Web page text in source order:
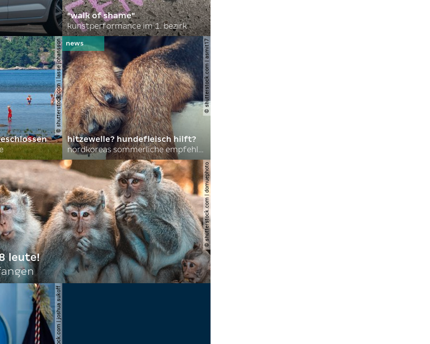
"walk of shame"
kunstperformance im 1. bezirk
© shutterstock.com | lasse johansson © shutterstock.com | asmit17
hitzewelle? hundefleisch hilft?
nordkoreas sommerliche empfehlungen
© shutterstock.com | domuephoto
leute!